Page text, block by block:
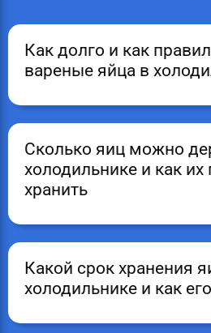
Как долго и как
вареные яйца в
Сколько яиц можно
холодильнике и как их
хранить
Какой срок хранения
холодильнике и как